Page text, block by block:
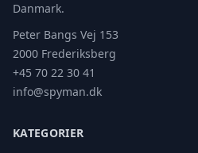
Danmark.
Peter Bangs Vej 153
2000 Frederiksberg
+45 70 22 30 41
info@spyman.dk
KATEGORIER